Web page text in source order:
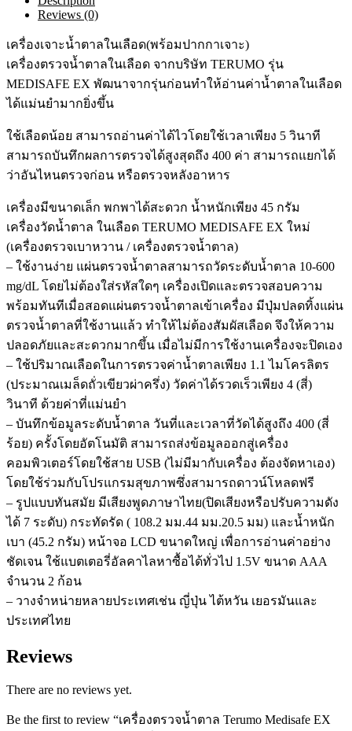
(ตัว
เครื่อง
พร้อม
เจาะ
เลือด)
quantity
Reviews (0)
เครื่องเจาะน้ำตาลในเลือด(พร้อมปากกาเจาะ)
เครื่องตรวจน้ำตาลในเลือด จากบริษัท TERUMO รุ่น
MEDISAFE EX พัฒนาจากรุ่นก่อนทำให้อ่านค่าน้ำตาลในเลือด
ได้แม่นยำมากยิ่งขึ้น
ใช้เลือดน้อย สามารถอ่านค่าได้ไวโดยใช้เวลาเพียง 5 วินาที
สามารถบันทึกผลการตรวจได้สูงสุดถึง 400 ค่า สามารถแยกได้
ว่าอันไหนตรวจก่อน หรือตรวจหลังอาหาร
เครื่องมีขนาดเล็ก พกพาได้สะดวก น้ำหนักเพียง 45 กรัม
เครื่องวัดน้ำตาล ในเลือด TERUMO MEDISAFE EX ใหม่
(เครื่องตรวจเบาหวาน / เครื่องตรวจน้ำตาล)
– ใช้งานง่าย แผ่นตรวจน้ำตาลสามารถวัดระดับน้ำตาล 10-600
mg/dL โดยไม่ต้องใส่รหัสใดๆ เครื่องเปิดและตรวจสอบความ
พร้อมทันทีเมื่อสอดแผ่นตรวจน้ำตาลเข้าเครื่อง มีปุ่มปลดทิ้งแผ่น
ตรวจน้ำตาลที่ใช้งานแล้ว ทำให้ไม่ต้องสัมผัสเลือด จึงให้ความ
ปลอดภัยและสะดวกมากขึ้น เมื่อไม่มีการใช้งานเครื่องจะปิดเอง
– ใช้ปริมาณเลือดในการตรวจค่าน้ำตาลเพียง 1.1 ไมโครลิตร
(ประมาณเมล็ดถั่วเขียวผ่าครึ่ง) วัดค่าได้รวดเร็วเพียง 4 (สี่)
วินาที ด้วยค่าที่แม่นยำ
– บันทึกข้อมูลระดับน้ำตาล วันที่และเวลาที่วัดได้สูงถึง 400 (สี่
ร้อย) ครั้งโดยอัตโนมัติ สามารถส่งข้อมูลออกสู่เครื่อง
คอมพิวเตอร์โดยใช้สาย USB (ไม่มีมากับเครื่อง ต้องจัดหาเอง)
โดยใช้ร่วมกับโปรแกรมสุขภาพซึ่งสามารถดาวน์โหลดฟรี
– รูปแบบทันสมัย มีเสียงพูดภาษาไทย(ปิดเสียงหรือปรับความดัง
ได้ 7 ระดับ) กระทัดรัด ( 108.2 มม.44 มม.20.5 มม) และน้ำหนัก
เบา (45.2 กรัม) หน้าจอ LCD ขนาดใหญ่ เพื่อการอ่านค่าอย่าง
ชัดเจน ใช้แบตเตอรี่อัลคาไลหาซื้อได้ทั่วไป 1.5V ขนาด AAA
จำนวน 2 ก้อน
– วางจำหน่ายหลายประเทศเช่น ญี่ปุ่น ไต้หวัน เยอรมันและ
ประเทศไทย
Reviews
There are no reviews yet.
Be the first to review “เครื่องตรวจน้ำตาล Terumo Medisafe EX